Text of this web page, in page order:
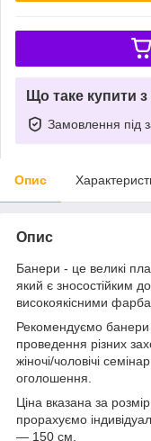
Що таке купити
Замовлення під
Опис
Опис
Банери - це великі
який є зносостійким
високоякісними
Рекомендуємо банери
проведення різних
жіночі/чоловічі
оголошення.
Ціна вказана за
прорахуємо
— 150 см.